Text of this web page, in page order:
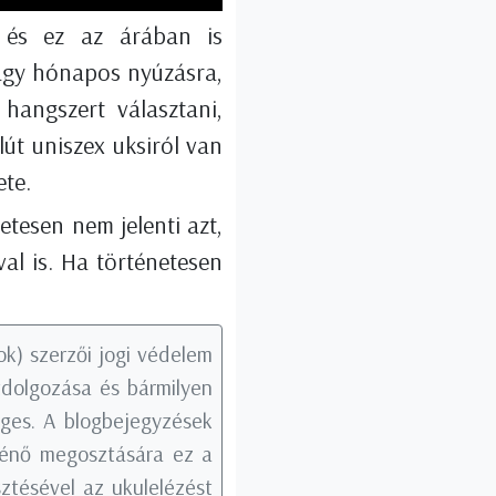
és ez az árában is
hónapos nyúzásra,
választani,
uniszex uksiról van
nem jelenti azt,
is. Ha történetesen
szerzői jogi védelem
és bármilyen
A blogbejegyzések
megosztására ez a
az ukulelézést